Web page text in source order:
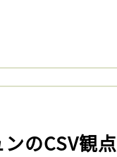
ンのCSV観